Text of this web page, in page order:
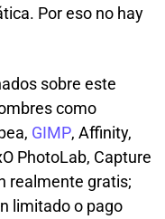
Por eso no hay
sobre este
como
GIMP, Affinity,
PhotoLab, Capture
realmente gratis;
limitado o pago